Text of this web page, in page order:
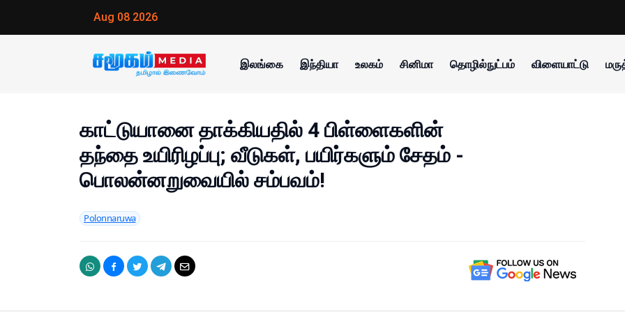
Aug 08 2026
இலங்கை இந்தியா உலகம் சினிமா தொழில்நுட்பம் விளையாட்டு
காட்டுயானை தாக்கியதில் 4 பிள்ளைகளின்
தந்தை உயிரிழப்பு; வீடுகள், பயிர்களும் சேதம் -
பொலன்னறுவையில் சம்பவம்!
Polonnaruwa